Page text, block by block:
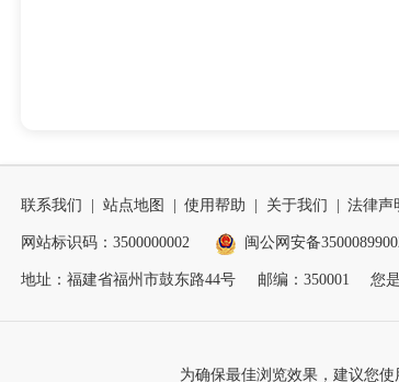
联系我们 站点地图 使用帮助 关于我们 法律声
网站标识码：3500000002 闽公网安备
地址：福建省福州市鼓东路44号 邮编：350001 您
为确保最佳浏览效果，建议您使